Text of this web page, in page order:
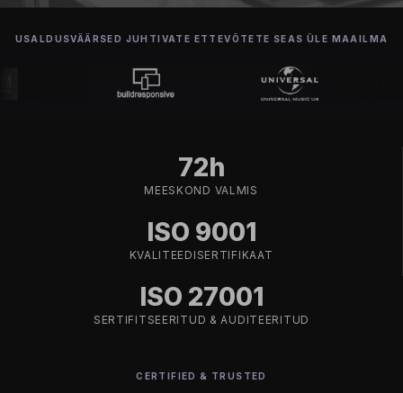
USALDUSVÄÄRSED JUHTIVATE ETTEVÕTETE SEAS ÜLE MAAILMA
72h
MEESKOND VALMIS
ISO 9001
KVALITEEDISERTIFIKAAT
ISO 27001
SERTIFITSEERITUD & AUDITEERITUD
CERTIFIED & TRUSTED